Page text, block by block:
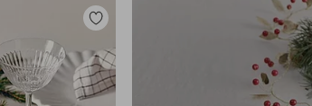
Dodaj
ulubionych